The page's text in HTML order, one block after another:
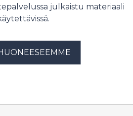
julkaistu materiaali